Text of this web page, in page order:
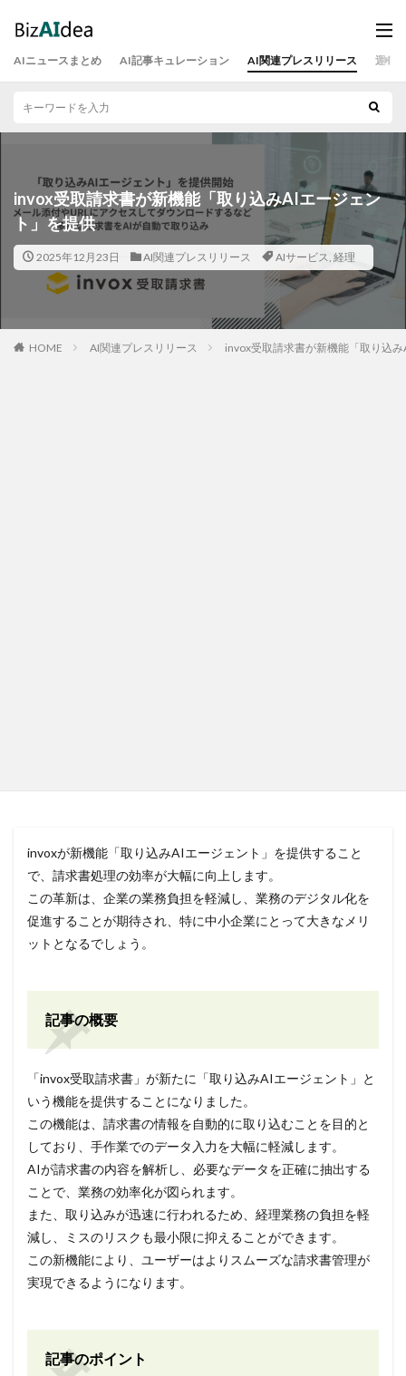
AIニュースまとめ AI記事キュレーション AI関連プレスリリース 運営
invox受取請求書が新機能「取り込みAIエージェン
ト」を提供
2025年12月23日 AI関連プレスリリース AIサービス, 経理
HOME AI関連プレスリリース invox受取請求書が新機能「取り込
invoxが新機能「取り込みAIエージェント」を提供すること
で、請求書処理の効率が大幅に向上します。
この革新は、企業の業務負担を軽減し、業務のデジタル化を
促進することが期待され、特に中小企業にとって大きなメリ
ットとなるでしょう。
記事の概要
「invox受取請求書」が新たに「取り込みAIエージェント」と
いう機能を提供することになりました。
この機能は、請求書の情報を自動的に取り込むことを目的と
しており、手作業でのデータ入力を大幅に軽減します。
AIが請求書の内容を解析し、必要なデータを正確に抽出する
ことで、業務の効率化が図られます。
また、取り込みが迅速に行われるため、経理業務の負担を軽
減し、ミスのリスクも最小限に抑えることができます。
この新機能により、ユーザーはよりスムーズな請求書管理が
実現できるようになります。
記事のポイント